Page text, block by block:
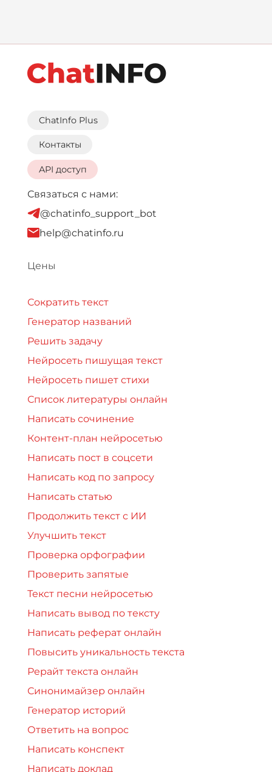
ChatInfo Plus
Контакты
API доступ
Связаться с нами:
@chatinfo_support_bot
help@chatinfo.ru
Цены
Сократить текст
Генератор названий
Решить задачу
Нейросеть пишущая текст
Нейросеть пишет стихи
Список литературы онлайн
Написать сочинение
Контент-план нейросетью
Написать пост в соцсети
Написать код по запросу
Написать статью
Продолжить текст с ИИ
Улучшить текст
Проверка орфографии
Проверить запятые
Текст песни нейросетью
Написать вывод по тексту
Написать реферат онлайн
Повысить уникальность текста
Рерайт текста онлайн
Синонимайзер онлайн
Генератор историй
Ответить на вопрос
Написать конспект
Написать доклад